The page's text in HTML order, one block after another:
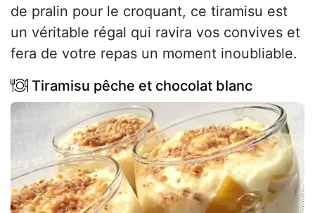
de pralin pour le croquant, ce tiramisu est
un véritable régal qui ravira vos convives et
fera de votre repas un moment inoubliable.
Tiramisu pêche et chocolat blanc